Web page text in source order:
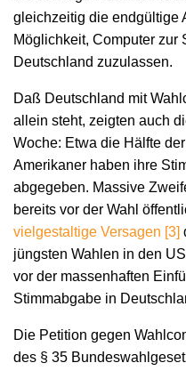
gleichzeitig die endgültige
Möglichkeit, Computer zur
Deutschland zuzulassen.
Daß Deutschland mit
allein steht, zeigten auch
Woche: Etwa die Hälfte
Amerikaner haben ihre
abgegeben. Massive
bereits vor der Wahl
vielgestaltige Versagen [3]
jüngsten Wahlen in den
vor der massenhaften
Stimmabgabe in
Die Petition gegen
des § 35